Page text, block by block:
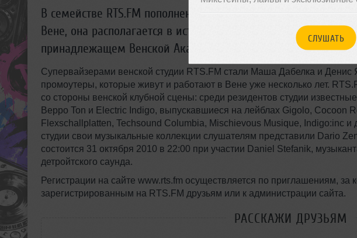
СЛУШАТЬ
В семействе RTS.FM пополнение - российская Интернет-
Вене, она располагается в историческим здании Semper
принадлежащем Венской Академии Изящных Искусств.
Супервайзерами венской студии RTS.FM стали Маша Дабелка и
промоутеры, которые живут и работают в Вене уже несколько лет.
со стороны венской клубной сцены: среди резидентов студии
Beppo Ton и Electric Indigo, выпускавшиеся на лейблах Gigolo, Cocoon
Flexschallplatten, Techsound Columbia, Mischievous Musique, Indigo:inc и
студии свои музыкальные коллекции слушателям представили Dario
состоится 31 октября 2010 в 22:00 при участии Daniel Stefanik,
детройтского саунда.
Регистрации на сайте www.rts.fm осуществляется по приглашениям,
зарегистрированным на RTS.FM друзьям или к администрации сайта.
РАССКАЖИ ДРУЗЬЯМ